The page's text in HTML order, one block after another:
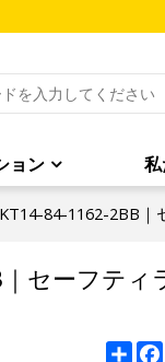
ョン
KT14-84-1162-2BB｜
｜セーフテ